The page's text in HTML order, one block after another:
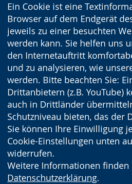
Ein Cookie ist eine
Browser auf dem Endgerät
jeweils zu einer besuchten
werden kann. Sie helfen uns
den Internetauftritt
und zu analysieren, wie
werden. Bitte beachten Sie:
Drittanbietern (z.B. YouTube)
auch in Drittländer
Schutzniveau bieten, das der
Sie können Ihre Einwilligung
Cookie-Einstellungen unten
widerrufen.
Weitere Informationen finden
Datenschutzerklärung.